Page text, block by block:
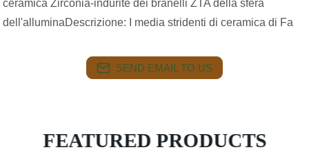
ceramica Zirconia-indurite dei branelli ZTA della sfera
dell'alluminaDescrizione: I media stridenti di ceramica di Fa
SEND EMAIL TO US
FEATURED PRODUCTS